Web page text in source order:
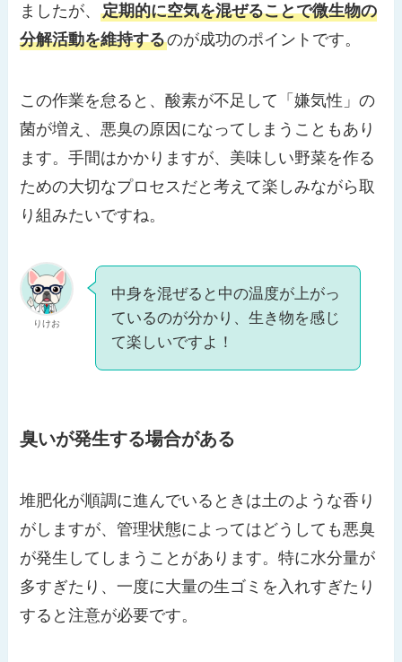
ましたが、定期的に空気を混ぜることで微生物の
分解活動を維持するのが成功のポイントです。
この作業を怠ると、酸素が不足して「嫌気性」の
菌が増え、悪臭の原因になってしまうこともあり
ます。手間はかかりますが、美味しい野菜を作る
ための大切なプロセスだと考えて楽しみながら取
り組みたいですね。
りけお
中身を混ぜると中の温度が上がっ
ているのが分かり、生き物を感じ
て楽しいですよ！
臭いが発生する場合がある
堆肥化が順調に進んでいるときは土のような香り
がしますが、管理状態によってはどうしても悪臭
が発生してしまうことがあります。特に水分量が
多すぎたり、一度に大量の生ゴミを入れすぎたり
すると注意が必要です。